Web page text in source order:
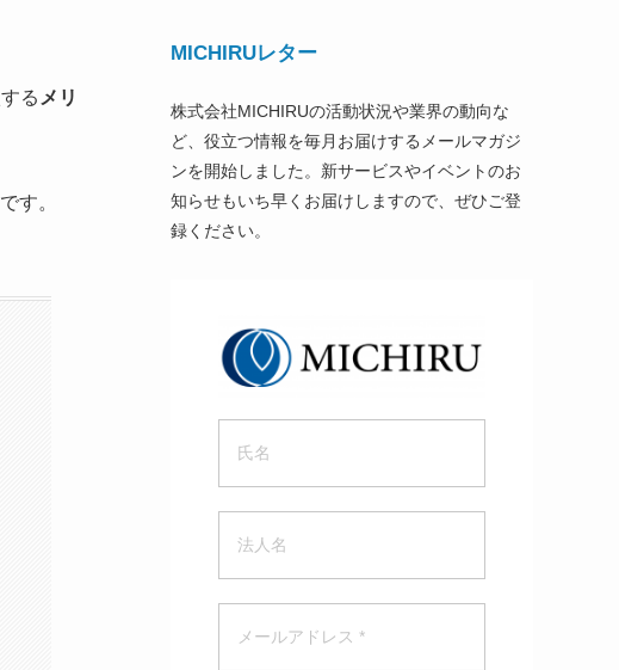
る メリ
す。
MICHIRUレター
株式会社MICHIRUの活動状況や業界の動向な
ど、役立つ情報を毎月お届けするメールマガジ
ンを開始しました。新サービスやイベントのお
知らせもいち早くお届けしますので、ぜひご登
録ください。